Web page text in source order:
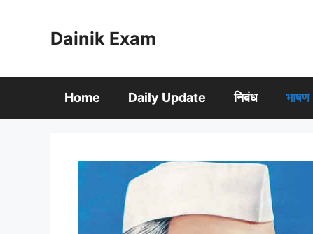
Dainik Exam
Home Daily Update निबंध भाषण